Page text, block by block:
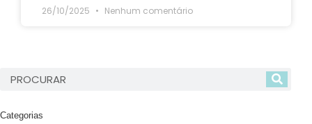
26/10/2025 Nenhum comentário
Categorias